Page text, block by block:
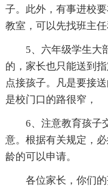
子。此外，有事进校
教室，可以先找班主任
5、六年级学生大部
的，家长也只能送到
点接孩子。凡是要接
是校门口的路很窄，
6、注意教育孩子交
意。根据有关规定，
龄的可以申请。
各位家长，你们的